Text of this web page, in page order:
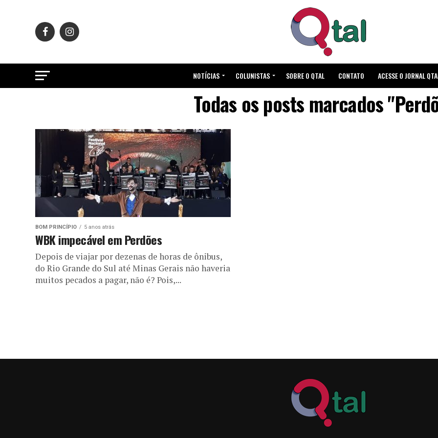
NOTÍCIAS COLUNISTAS SOBRE O QTAL CONTATO ACESSE O JORNAL
Todas os posts marcados
BOM PRINCÍPIO 5 anos atrás
WBK impecável em Perdões
Depois de viajar por dezenas de horas de ônibus,
do Rio Grande do Sul até Minas Gerais não haveria
muitos pecados a pagar, não é? Pois,...